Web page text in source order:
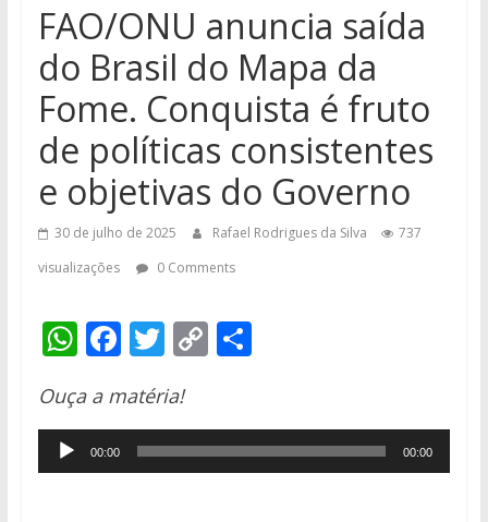
FAO/ONU anuncia saída
do Brasil do Mapa da
Fome. Conquista é fruto
de políticas consistentes
e objetivas do Governo
30 de julho de 2025 Rafael Rodrigues da Silva
737
visualizações
0 Comments
W
at
s
A
F
e
b
o
T
itt
er
C
y
Li
S
e
Ouça a matéria!
Tocador
de
00:00 00:00